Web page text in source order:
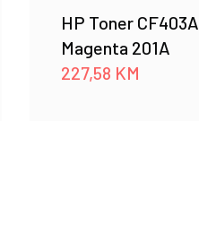
HP Toner CF403A
Magenta 201A
227,58 KM